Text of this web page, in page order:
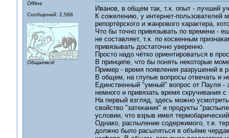
Offline
Сообщений: 2,568
Общаемся!
Иванов, в общем так, т.к. опыт - лучший
К сожелению, у интернет-
репортёрского и жанрового характера,
Что бы точно привязывать по времени
не составляет, т.к. по косвенным
привязывать достаточно уверенно.
Просто надо чётко ориентироваться в
В принципе, что бы понять некоторые
Пример - время появления разрушений в
В общем, на глупые вопросы отвечать и
Единственный "умный" вопрос от Пауля -
немного и привязать время скручивания
На первый взгляд, здесь можно
свойство "затекания" и продукты
условии, что взрыв имел
Однако, распыление содержимого, т.е.
должно было расыляться в объёме